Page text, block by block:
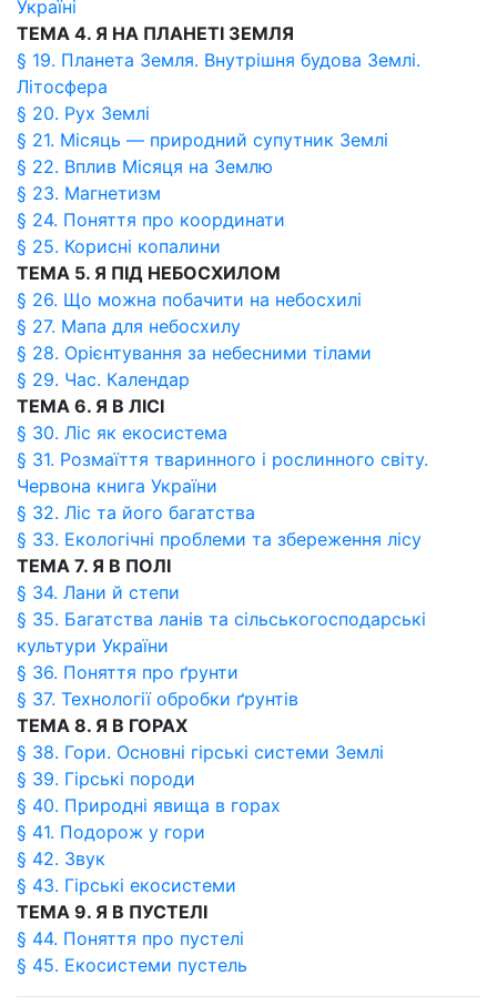
Україні
ТЕМА 4. Я НА ПЛАНЕТІ ЗЕМЛЯ
§ 19. Планета Земля. Внутрішня будова Землі.
Літосфера
§ 20. Рух Землі
§ 21. Місяць — природний супутник Землі
§ 22. Вплив Місяця на Землю
§ 23. Магнетизм
§ 24. Поняття про координати
§ 25. Корисні копалини
ТЕМА 5. Я ПІД НЕБОСХИЛОМ
§ 26. Що можна побачити на небосхилі
§ 27. Мапа для небосхилу
§ 28. Орієнтування за небесними тілами
§ 29. Час. Календар
ТЕМА 6. Я В ЛІСІ
§ 30. Ліс як екосистема
§ 31. Розмаїття тваринного і рослинного світу.
Червона книга України
§ 32. Ліс та його багатства
§ 33. Екологічні проблеми та збереження лісу
ТЕМА 7. Я В ПОЛІ
§ 34. Лани й степи
§ 35. Багатства ланів та сільськогосподарські
культури України
§ 36. Поняття про ґрунти
§ 37. Технології обробки ґрунтів
ТЕМА 8. Я В ГОРАХ
§ 38. Гори. Основні гірські системи Землі
§ 39. Гірські породи
§ 40. Природні явища в горах
§ 41. Подорож у гори
§ 42. Звук
§ 43. Гірські екосистеми
ТЕМА 9. Я В ПУСТЕЛІ
§ 44. Поняття про пустелі
§ 45. Екосистеми пустель